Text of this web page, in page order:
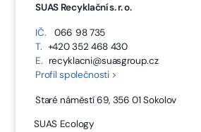
SUAS Recyklační s. r. o.
IČ.
066 98 735
T. +420 352 468 430
E. recyklacni@suasgroup.cz
Profil společnosti >
Staré náměstí 69, 356 01 Sokolov
SUAS Ecology